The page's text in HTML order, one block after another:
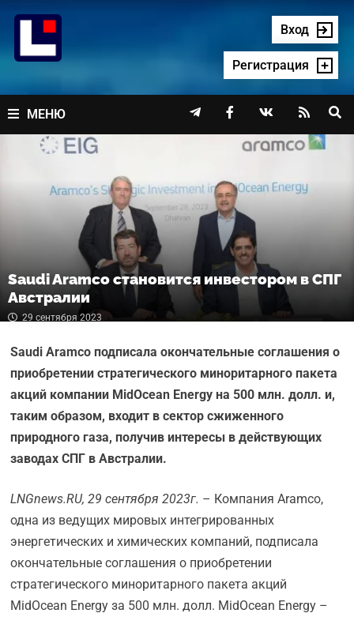
содержимому
Вход
Регистрация
МЕНЮ    
Saudi Aramco становится инвестором в СПГ
Австралии
29 сентября 2023
SaudiAramco подписала окончательные соглашения о
приобретении стратегического миноритарного пакета
акций компании MidOcean Energy на 500 млн. долл. и,
таким образом, входит в сектор сжиженного
природного газа, получив интересы в действующих
заводах СПГ в Австралии.
LNGnews.RU, 29 сентября 2023г. – Компания Aramco,
одна из ведущих мировых интегрированных
энергетических и химических компаний, подписала
окончательные соглашения о приобретении
стратегического миноритарного пакета акций
MidOcean Energy за 500 млн. долл. MidOcean Energy –